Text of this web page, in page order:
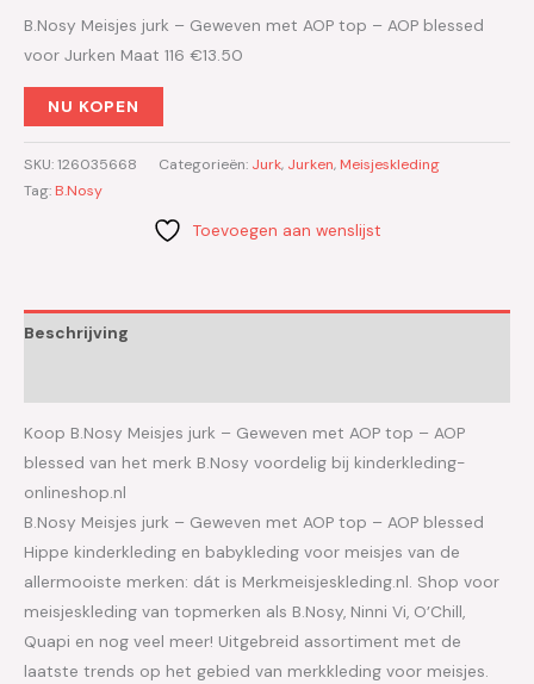
B.Nosy Meisjes jurk – Geweven met AOP top – AOP blessed
voor Jurken Maat 116 €13.50
NU KOPEN
SKU:126035668 Categorieën: Jurk, Jurken, Meisjeskleding
Tag: B.Nosy
Toevoegen aan wenslijst
Beschrijving
Koop B.Nosy Meisjes jurk – Geweven met AOP top – AOP
blessed van het merk B.Nosy voordelig bij kinderkleding-
onlineshop.nl
B.Nosy Meisjes jurk – Geweven met AOP top – AOP blessed
Hippe kinderkleding en babykleding voor meisjes van de
allermooiste merken: dát is Merkmeisjeskleding.nl. Shop voor
meisjeskleding van topmerken als B.Nosy, Ninni Vi, O’Chill,
Quapi en nog veel meer! Uitgebreid assortiment met de
laatste trends op het gebied van merkkleding voor meisjes.